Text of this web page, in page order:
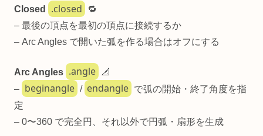
Closed .closed
🔁
– 最後の頂点を最初の頂点に接続するか
– Arc Angles で開いた弧を作る場合はオフにする
Arc Angles .angle
📐
– beginangle / endangle で弧の開始・終了角度を指
定
– 0〜360 で完全円、それ以外で円弧・扇形を生成